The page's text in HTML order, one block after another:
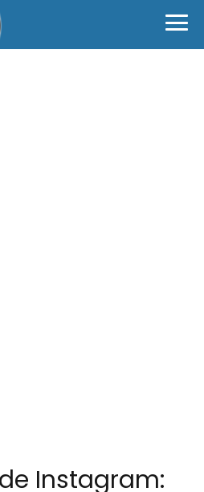
Instagram: